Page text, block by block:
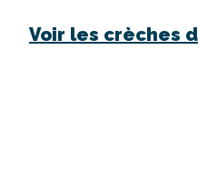
Voir les crèches